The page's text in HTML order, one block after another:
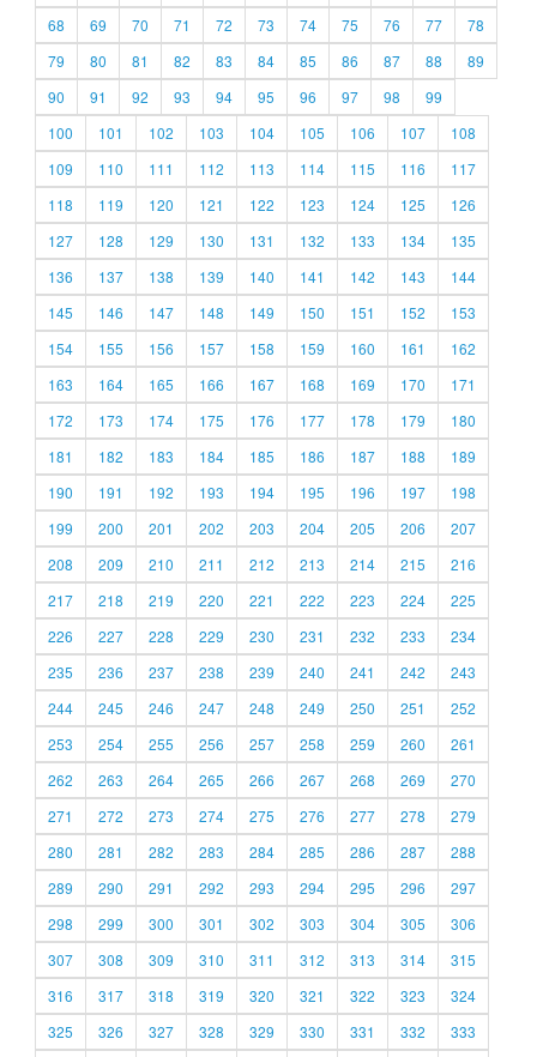
68
69 70 71 72 73 74 75 76 77
78
79
80 81 82 83 84 85 86 87 88
89
90
91 92 93 94 95 96 97 98
99
100
101 102 103 104 105 106 107
108
109
110 111 112 113 114 115 116
117
118
119 120 121 122 123 124 125
126
127
128 129 130 131 132 133 134
135
136
137 138 139 140 141 142 143
144
145
146 147 148 149 150 151 152
153
154
155 156 157 158 159 160 161
162
163
164 165 166 167 168 169 170
171
172
173 174 175 176 177 178 179
180
181
182 183 184 185 186 187 188
189
190
191 192 193 194 195 196 197
198
199
200 201 202 203 204 205 206
207
208
209 210 211 212 213 214 215
216
217
218 219 220 221 222 223 224
225
226
227 228 229 230 231 232 233
234
235
236 237 238 239 240 241 242
243
244
245 246 247 248 249 250 251
252
253
254 255 256 257 258 259 260
261
262
263 264 265 266 267 268 269
270
271
272 273 274 275 276 277 278
279
280
281 282 283 284 285 286 287
288
289
290 291 292 293 294 295 296
297
298
299 300 301 302 303 304 305
306
307
308 309 310 311 312 313 314
315
316
317 318 319 320 321 322 323
324
325
326 327 328 329 330 331 332 333